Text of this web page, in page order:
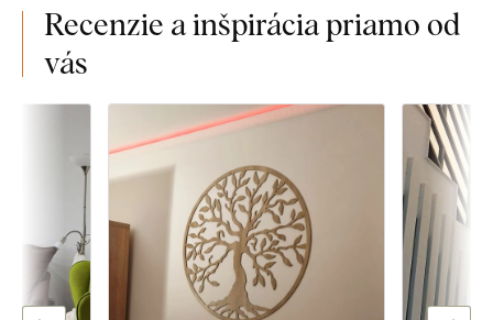
Recenzie a inšpirácia priamo od
vás